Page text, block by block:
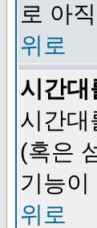
로 아
위로
시간대
시간대
(혹은
기능
위로